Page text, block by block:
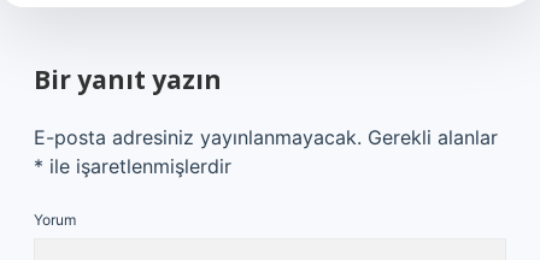
Bir yanıt yazın
E-posta adresiniz yayınlanmayacak. Gerekli alanlar
* ile işaretlenmişlerdir
Yorum